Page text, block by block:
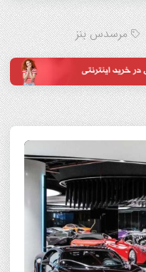
مرسدس بنز